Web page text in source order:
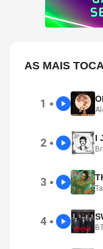
AS MAIS
1 ●
2 ● I
3 ●
4 ●